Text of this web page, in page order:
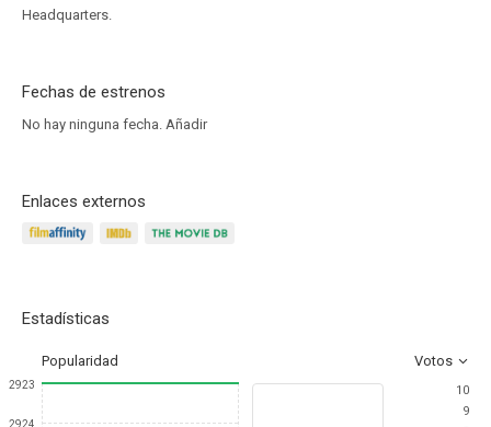
Headquarters.
Fechas de estrenos
No hay ninguna fecha. Añadir
Enlaces externos
Estadísticas
Popularidad Votos
2923
2924
10
9